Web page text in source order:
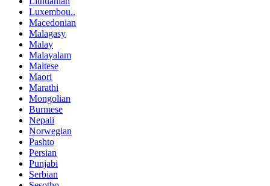
Luxembou..
Macedonian
Malagasy
Malay
Malayalam
Maltese
Maori
Marathi
Mongolian
Burmese
Nepali
Norwegian
Pashto
Persian
Punjabi
Serbian